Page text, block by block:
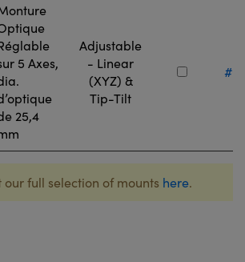
5 Axes,
25,4
Adjustable
- Linear
(XYZ) &
Tip-Tilt
our full selection of mounts here.